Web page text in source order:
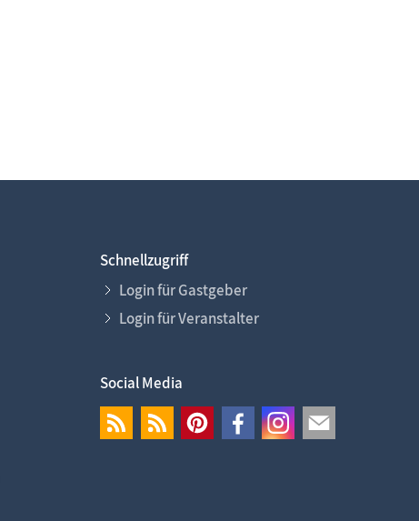
Schnellzugriff
Login für Gastgeber
Login für Veranstalter
Social Media